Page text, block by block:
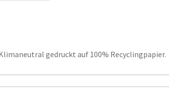
gedruckt auf 100% Recyclingpapier.